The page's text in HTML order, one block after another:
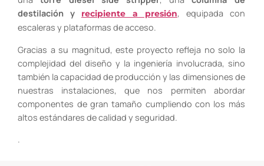
destilación y recipiente a presión, equipada con
escaleras y plataformas de acceso.
Gracias a su magnitud, este proyecto refleja no solo la
complejidad del diseño y la ingeniería involucrada, sino
también la capacidad de producción y las dimensiones de
nuestras instalaciones, que nos permiten abordar
componentes de gran tamaño cumpliendo con los más
altos estándares de calidad y seguridad.
.